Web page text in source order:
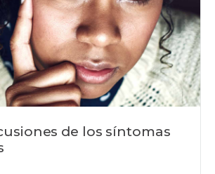
de los síntomas